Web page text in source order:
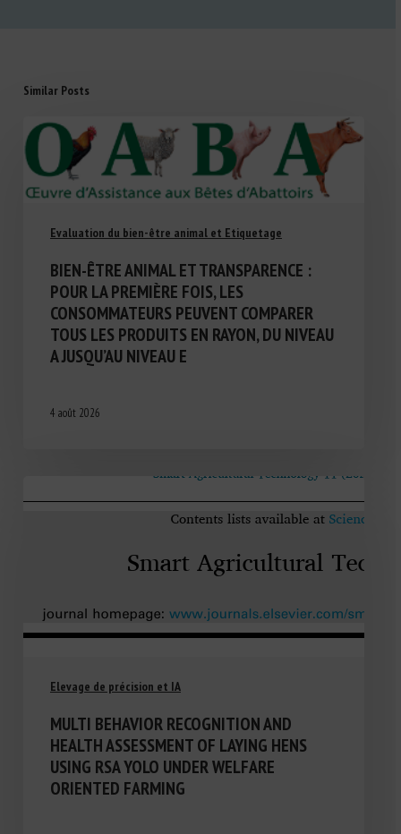
Similar Posts
Evaluation du bien-être animal et Etiquetage
BIEN-ÊTRE ANIMAL ET TRANSPARENCE :
POUR LA PREMIÈRE FOIS, LES
CONSOMMATEURS PEUVENT COMPARER
TOUS LES PRODUITS EN RAYON, DU NIVEAU
A JUSQU’AU NIVEAU E
4 août 2026
Elevage de précision et IA
MULTI BEHAVIOR RECOGNITION AND
HEALTH ASSESSMENT OF LAYING HENS
USING RSA YOLO UNDER WELFARE
ORIENTED FARMING